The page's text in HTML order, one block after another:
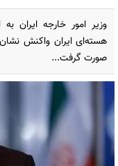
وزیر امور خارجه ایران به
هسته‌ای ایران واکنش
صورت گرفت...